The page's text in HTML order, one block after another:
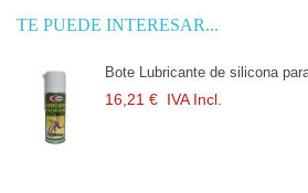
TE PUEDE INTERESAR...
Bote Lubricante de silicona
16,21 € IVA Incl.